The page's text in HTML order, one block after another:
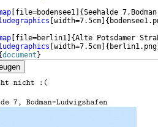
file=bodensee1 {Seehalde
width=7.5cm {
file=berlin1 {Alte Potsdamer
width=7.5cm { berlin1.png
document }